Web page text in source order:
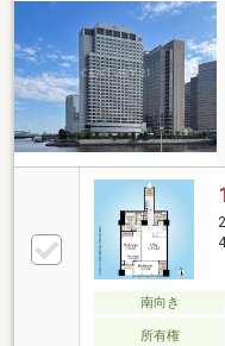
南向き
所有権